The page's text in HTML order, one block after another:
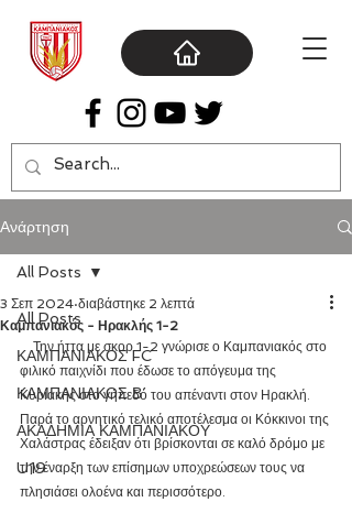
Ανάρτηση
All Posts
ΚΑΜΠΑΝΙΑΚΟΣ FC
ΚΑΜΠΑΝΙΑΚΟΣ Β΄
ΑΚΑΔΗΜΙΑ ΚΑΜΠΑΝΙΑΚΟΥ
U19
All Posts
Καμπανιακός - Ηρακλής 1-2
3 Σεπ 2024 διαβάστηκε 2 λεπτά
    Την ήττα με σκορ 1-2 γνώρισε ο Καμπανιακός στο
φιλικό παιχνίδι που έδωσε το απόγευμα της
Κυριακής στο γήπεδό του απέναντι στον Ηρακλή.
Παρά το αρνητικό τελικό αποτέλεσμα οι Κόκκινοι της
Χαλάστρας έδειξαν ότι βρίσκονται σε καλό δρόμο με
την έναρξη των επίσημων υποχρεώσεων τους να
πλησιάσει ολοένα και περισσότερο.